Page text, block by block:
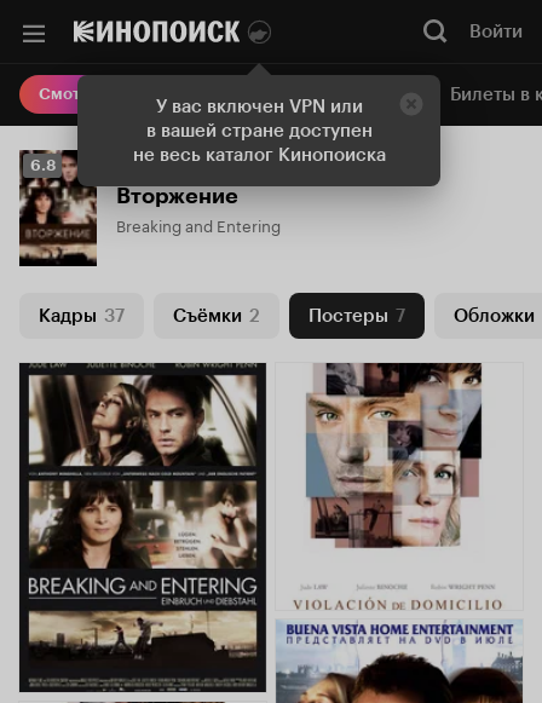
У вас включен VPN или
в вашей стране доступен
не весь каталог Кинопоиска
Войти
Смотреть кино Онлайн-кинотеатр Билеты в
Рейтинг
Кинопоиска
6.8
6.8
Вторжение
Breaking and Entering
Кадры 37 Съёмки 2 Постеры 7 Обложки